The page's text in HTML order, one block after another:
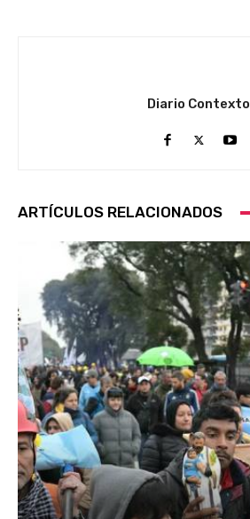
Diario Contexto
ARTÍCULOS RELACIONADOS